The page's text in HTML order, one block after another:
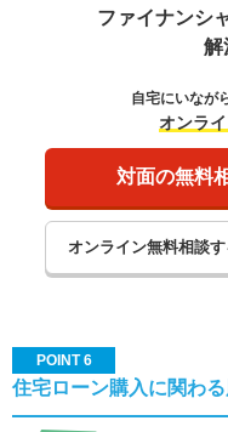
ファイナンシ
解
自宅にいなが
オンラ
対面の無料
オンライン無料相談す
POINT 6
住宅ローン購入に関わ